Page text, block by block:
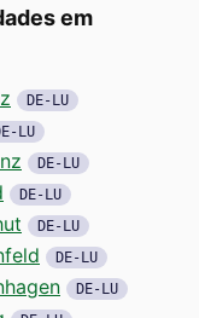
em
DE-LU
LU
DE-LU
DE-LU
DE-LU
DE-LU
DE-LU